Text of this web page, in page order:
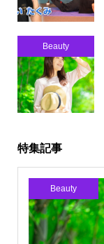
Beauty
特集記事
Beauty